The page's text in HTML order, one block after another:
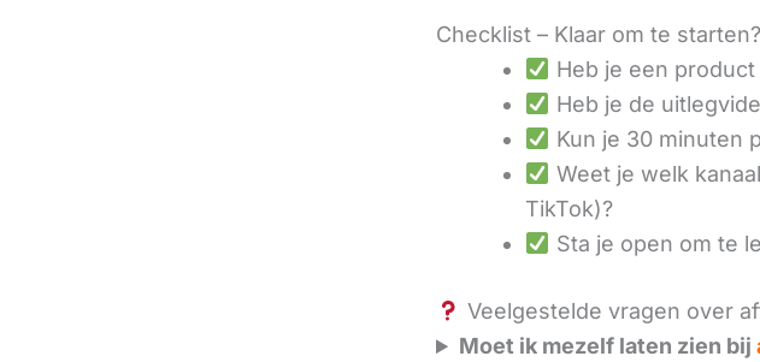
Checklist – Klaar om te starten?
Heb je een
Heb je de
Kun je 30 minuten
Weet je welk
TikTok)?
Sta je open om te
Veelgestelde vragen over
Moet ik mezelf laten zien bij